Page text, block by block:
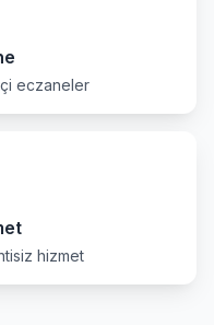
eczaneler
hizmet